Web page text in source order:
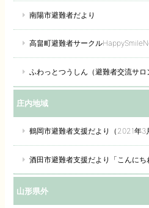
南陽市避難者だより
高畠町避難者サークル
ふわっとつうしん（避難者交流サロ
庄内地域
鶴岡市避難者支援だより（2021年3
酒田市避難者支援だより「こんに
山形県外